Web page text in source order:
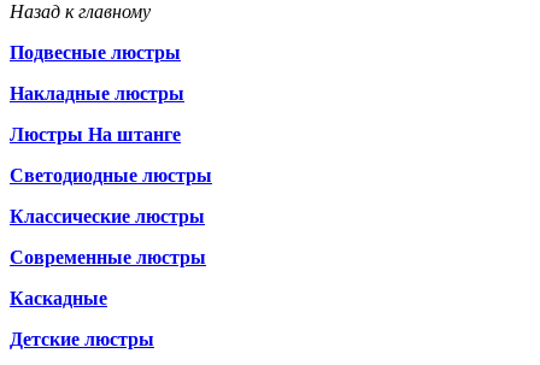
Назад к главному
Подвесные люстры
Накладные люстры
Люстры На штанге
Светодиодные люстры
Классические люстры
Современные люстры
Каскадные
Детские люстры